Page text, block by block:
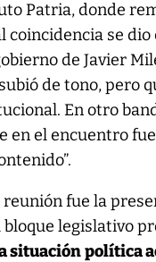
Patria, donde
coincidencia se dio
de Javier
de tono, pero
En otro
en el encuentro fue
fue la
legislativo
situación política